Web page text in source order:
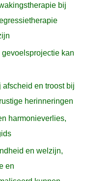
bij
gevoelsprojectie kan
afscheid en troost bij
herinneringen
harmonieverlies,
en welzijn,
en